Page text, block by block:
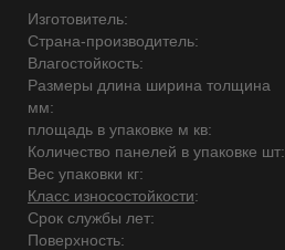
Изготовитель:
Страна-производитель:
Влагостойкость:
Размеры длина ширина толщина
мм:
площадь в упаковке м кв:
Количество панелей в упаковке шт:
Вес упаковки кг:
Класс износостойкости:
Срок службы лет:
Поверхность: